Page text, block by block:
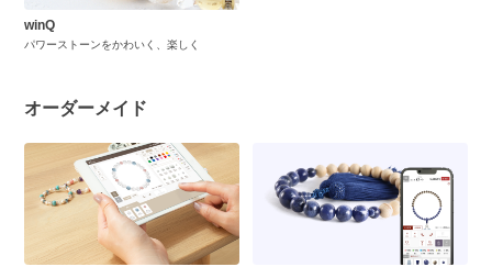
winQ
パワーストーンをかわいく、楽しく
オーダーメイド